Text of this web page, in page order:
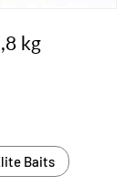
kg
Baits